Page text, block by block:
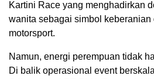
Kartini Race yang menghadirkan
wanita sebagai simbol
motorsport.
Namun, energi perempuan tidak
Di balik operasional event